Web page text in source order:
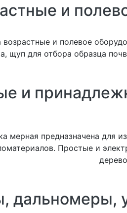
и
возрастные и полевое
щуп для отбора образца
и
мерная предназначена для
Простые и
дальномеры,